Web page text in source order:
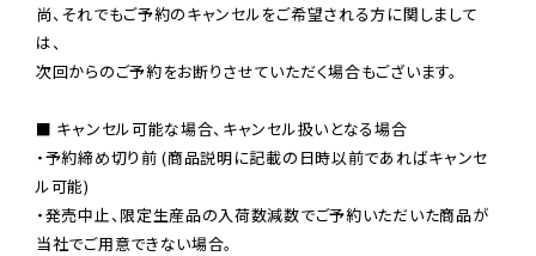
尚、それでもご予約のキャンセルをご希望される方に関しまして
は、
次回からのご予約をお断りさせていただく場合もございます。
■ キャンセル可能な場合、キャンセル扱いとなる場合
・予約締め切り前 (商品説明に記載の日時以前であればキャンセ
ル可能)
・発売中止、限定生産品の入荷数減数でご予約いただいた商品が
当社でご用意できない場合。